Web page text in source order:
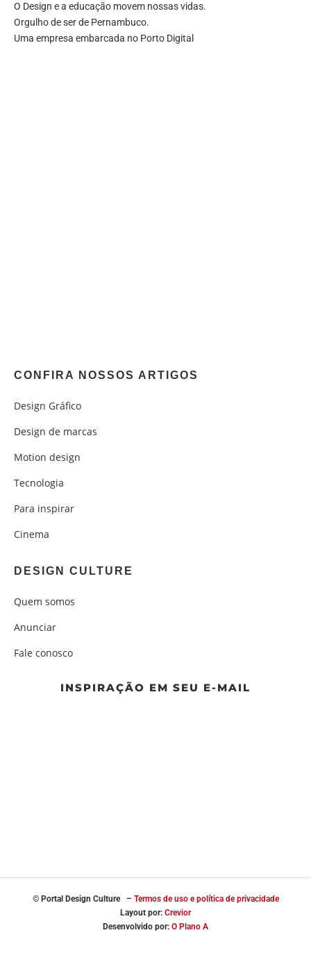
O Design e a educação movem nossas vidas.
Orgulho de ser de Pernambuco.
Uma empresa embarcada no Porto Digital
CONFIRA NOSSOS ARTIGOS
Design Gráfico
Design de marcas
Motion design
Tecnologia
Para inspirar
Cinema
DESIGN CULTURE
Quem somos
Anunciar
Fale conosco
INSPIRAÇÃO EM SEU E-MAIL
© Portal Design Culture – Termos de uso e política de privacidade
Layout por: Crevior
Desenvolvido por: O Plano A